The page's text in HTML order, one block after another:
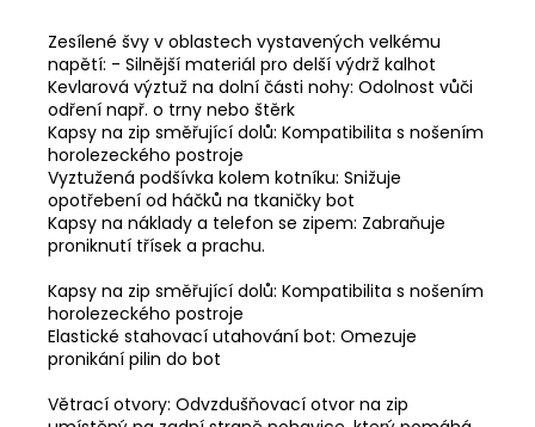
Zesílené švy v oblastech vystavených velkému
napětí: - Silnější materiál pro delší výdrž kalhot
Kevlarová výztuž na dolní části nohy: Odolnost vůči
odření např. o trny nebo štěrk
Kapsy na zip směřující dolů: Kompatibilita s nošením
horolezeckého postroje
Vyztužená podšívka kolem kotníku: Snižuje
opotřebení od háčků na tkaničky bot
Kapsy na náklady a telefon se zipem: Zabraňuje
proniknutí třísek a prachu.
Kapsy na zip směřující dolů: Kompatibilita s nošením
horolezeckého postroje
Elastické stahovací utahování bot: Omezuje
pronikání pilin do bot
Větrací otvory: Odvzdušňovací otvor na zip